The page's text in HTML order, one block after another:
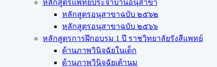
หลักสูตรแพทย์ประจำบ้านอนุสาขา
หลักสูตรอนุสาขาฉบับ ๒๕๖๒
หลักสูตรอนุสาขาฉบับ ๒๕๖๖
หลักสูตรการฝึกอบรม 1 ปี ราชวิทยาลัยรังสีแพทย์
ด้านภาพวินิจฉัยในเด็ก
ด้านภาพวินิจฉัยเต้านม